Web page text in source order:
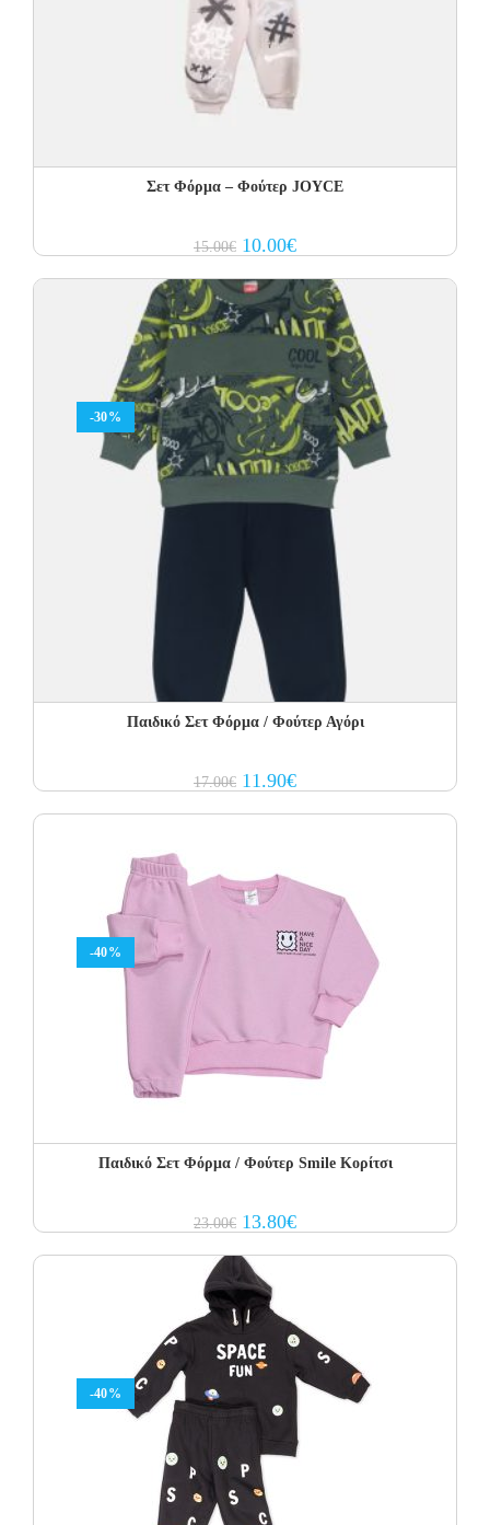
Σετ Φόρμα – Φούτερ JOYCE
15.00€ Original
price
15.00€.
10.00€Current
price
10.00€.
-30%
Παιδικό Σετ Φόρμα / Φούτερ Αγόρι
17.00€ Original
price
11.90€Current
price
-40%
Παιδικό Σετ Φόρμα / Φούτερ Smile Κορίτσι
23.00€ Original
price
23.00€.
13.80€Current
price
-40%